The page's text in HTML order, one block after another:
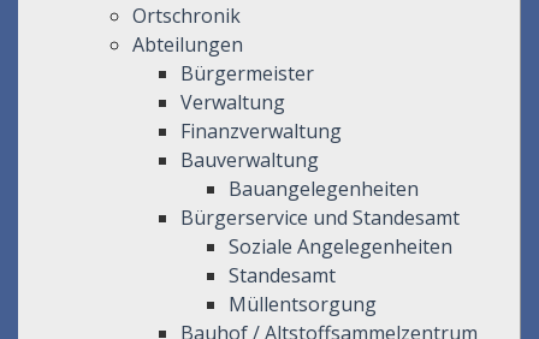
Ortschronik
Abteilungen
Bürgermeister
Verwaltung
Finanzverwaltung
Bauverwaltung
Bauangelegenheiten
Bürgerservice und Standesamt
Soziale Angelegenheiten
Standesamt
Müllentsorgung
Bauhof / Altstoffsammelzentrum